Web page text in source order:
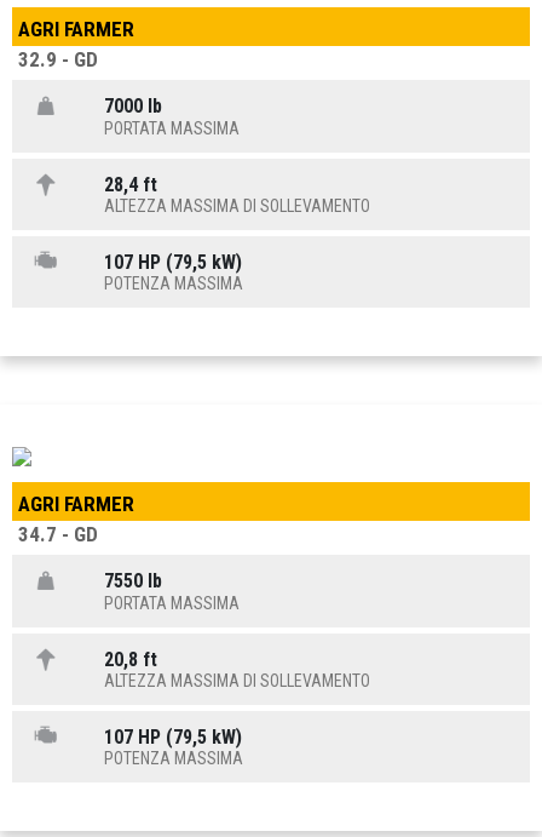
AGRI FARMER
32.9 - GD
7000 lb
PORTATA MASSIMA
28,4 ft
ALTEZZA MASSIMA DI SOLLEVAMENTO
107 HP (79,5 kW)
POTENZA MASSIMA
AGRI FARMER
34.7 - GD
7550 lb
PORTATA MASSIMA
20,8 ft
ALTEZZA MASSIMA DI SOLLEVAMENTO
107 HP (79,5 kW)
POTENZA MASSIMA